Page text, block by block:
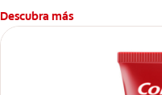
Descubra más